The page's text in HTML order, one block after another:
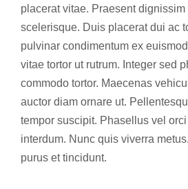
placerat vitae. Praesent dignissim
scelerisque. Duis placerat dui ac
pulvinar condimentum ex
vitae tortor ut rutrum. Integer sed
commodo tortor. Maecenas
auctor diam ornare ut.
tempor suscipit. Phasellus vel
interdum. Nunc quis viverra
purus et tincidunt.